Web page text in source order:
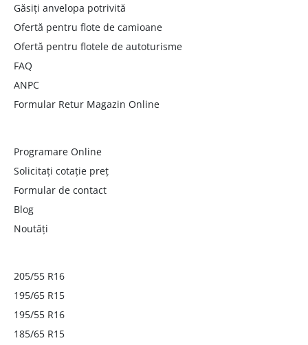
Găsiți anvelopa potrivită
Ofertă pentru flote de camioane
Ofertă pentru flotele de autoturisme
FAQ
ANPC
Formular Retur Magazin Online
Programare Online
Solicitați cotație preț
Formular de contact
Blog
Noutăți
205/55 R16
195/65 R15
195/55 R16
185/65 R15